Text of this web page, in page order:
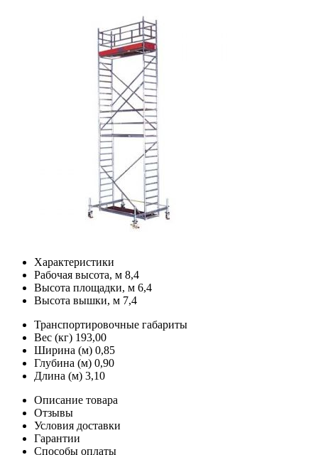
Характеристики
Рабочая высота, м 8,4
Высота площадки, м 6,4
Высота вышки, м 7,4
Транспортировочные габариты
Вес (кг) 193,00
Ширина (м) 0,85
Глубина (м) 0,90
Длина (м) 3,10
Описание товара
Отзывы
Условия доставки
Гарантии
Способы оплаты